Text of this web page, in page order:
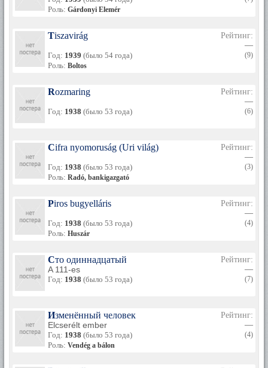
Роль: Gárdonyi Elemér
Tiszavirág
Год: 1939 (было 54 года)
Роль: Boltos
Рейтинг:
—
(9)
Rozmaring
Год: 1938 (было 53 года)
Рейтинг:
—
(6)
Cifra nyomoruság (Uri világ)
Год: 1938 (было 53 года)
Роль: Radó, bankigazgató
Рейтинг:
—
(3)
Piros bugyelláris
Год: 1938 (было 53 года)
Роль: Huszár
Рейтинг:
—
(4)
Сто одиннадцатый
A 111-es
Год: 1938 (было 53 года)
Рейтинг:
—
(7)
Изменённый человек
Elcserélt ember
Год: 1938 (было 53 года)
Роль: Vendég a bálon
Рейтинг:
—
(4)